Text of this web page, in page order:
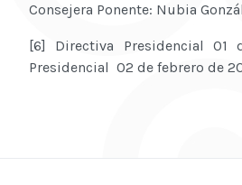
Consejera Ponente: Nubia
[6] Directiva Presidencial 01
Presidencial 02 de febrero de